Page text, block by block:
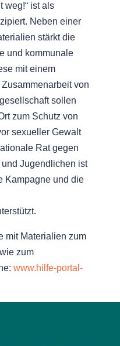
weg!“ ist als
Neben einer
stärkt die
und kommunale
mit einem
von
sollen
zum Schutz von
sexueller Gewalt
Rat gegen
Jugendlichen ist
Kampagne und die
mit Materialien zum
zum
www.hilfe-portal-